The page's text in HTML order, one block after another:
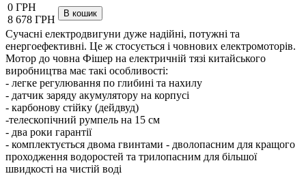
0 ГРН
8 678 ГРН
Сучасні електродвигуни дуже надійні, потужні та
енергоефективні. Це ж стосується і човнових електромоторів.
Мотор до човна Фішер на електричній тязі китайського
виробництва має такі особливості:
- легке регулювання по глибині та нахилу
- датчик заряду акумулятору на корпусі
- карбонову стійку (дейдвуд)
-телескопічний румпель на 15 см
- два роки гарантії
- комплектується двома гвинтами - дволопасним для кращого
проходження водоростей та трилопасним для більшої
швидкості на чистій воді